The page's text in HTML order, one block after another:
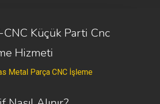
CNC Küçük Parti Cnc
Hizmeti
Metal Parça CNC İşleme